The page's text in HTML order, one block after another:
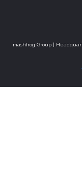
mashfrog Group |